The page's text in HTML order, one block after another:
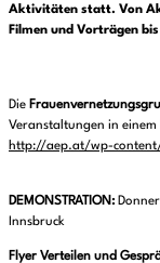
Aktivitäten statt. Von
Filmen und Vorträgen
Die
Veranstaltungen in
http://aep.at/wp-
DEMONSTRATION:
Innsbruck
Flyer Verteilen und